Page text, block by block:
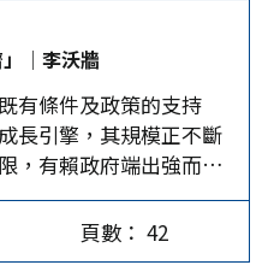
」│李沃牆
有條件及政策的支持
長引擎，其規模正不斷
，有賴政府端出強而有
此方面交流合作，則有
空經濟」通常指1,000
活動，即以支持各類航
頁數： 42